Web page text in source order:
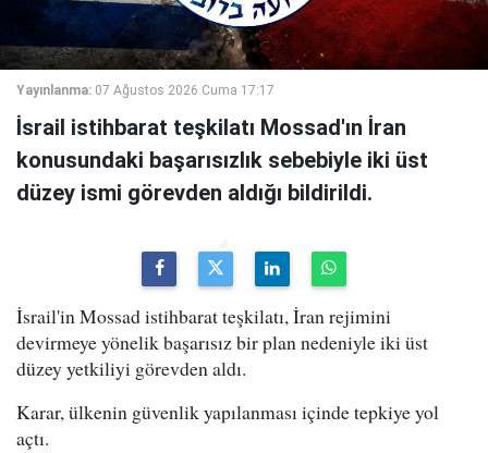
Yayınlanma: 07 Ağustos 2026 Cuma 17:17
İsrail istihbarat teşkilatı Mossad'ın İran
konusundaki başarısızlık sebebiyle iki üst
düzey ismi görevden aldığı bildirildi.
İsrail'in Mossad istihbarat teşkilatı, İran rejimini
devirmeye yönelik başarısız bir plan nedeniyle iki üst
düzey yetkiliyi görevden aldı.
Karar, ülkenin güvenlik yapılanması içinde tepkiye yol
açtı.